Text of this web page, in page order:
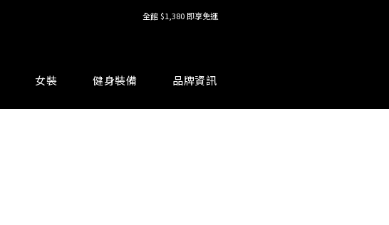
全館 $1,380 即享免運
護具系列單件8折，加購享6折優惠🔥
女裝 健身裝備 品牌資訊